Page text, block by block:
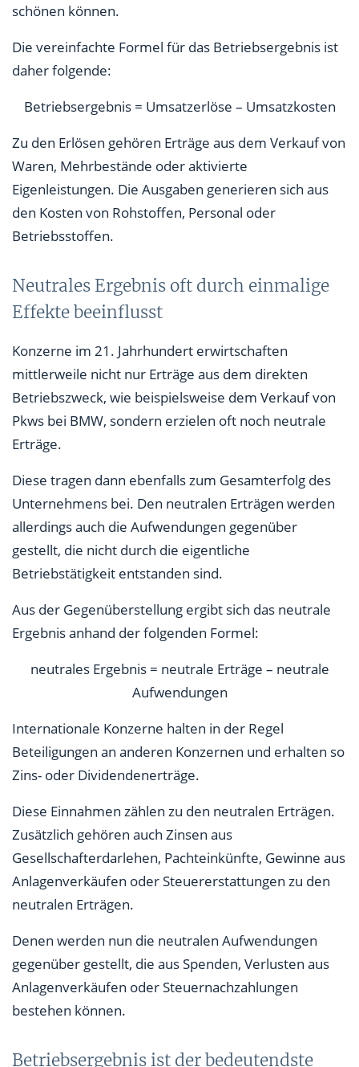
schönen können.
Die vereinfachte Formel für das Betriebsergebnis ist
daher folgende:
Betriebsergebnis = Umsatzerlöse – Umsatzkosten
Zu den Erlösen gehören Erträge aus dem Verkauf von
Waren, Mehrbestände oder aktivierte
Eigenleistungen. Die Ausgaben generieren sich aus
den Kosten von Rohstoffen, Personal oder
Betriebsstoffen.
Neutrales Ergebnis oft durch einmalige
Effekte beeinflusst
Konzerne im 21. Jahrhundert erwirtschaften
mittlerweile nicht nur Erträge aus dem direkten
Betriebszweck, wie beispielsweise dem Verkauf von
Pkws bei BMW, sondern erzielen oft noch neutrale
Erträge.
Diese tragen dann ebenfalls zum Gesamterfolg des
Unternehmens bei. Den neutralen Erträgen werden
allerdings auch die Aufwendungen gegenüber
gestellt, die nicht durch die eigentliche
Betriebstätigkeit entstanden sind.
Aus der Gegenüberstellung ergibt sich das neutrale
Ergebnis anhand der folgenden Formel:
neutrales Ergebnis = neutrale Erträge – neutrale
Aufwendungen
Internationale Konzerne halten in der Regel
Beteiligungen an anderen Konzernen und erhalten so
Zins- oder Dividendenerträge.
Diese Einnahmen zählen zu den neutralen Erträgen.
Zusätzlich gehören auch Zinsen aus
Gesellschafterdarlehen, Pachteinkünfte, Gewinne aus
Anlagenverkäufen oder Steuererstattungen zu den
neutralen Erträgen.
Denen werden nun die neutralen Aufwendungen
gegenüber gestellt, die aus Spenden, Verlusten aus
Anlagenverkäufen oder Steuernachzahlungen
bestehen können.
Betriebsergebnis ist der bedeutendste